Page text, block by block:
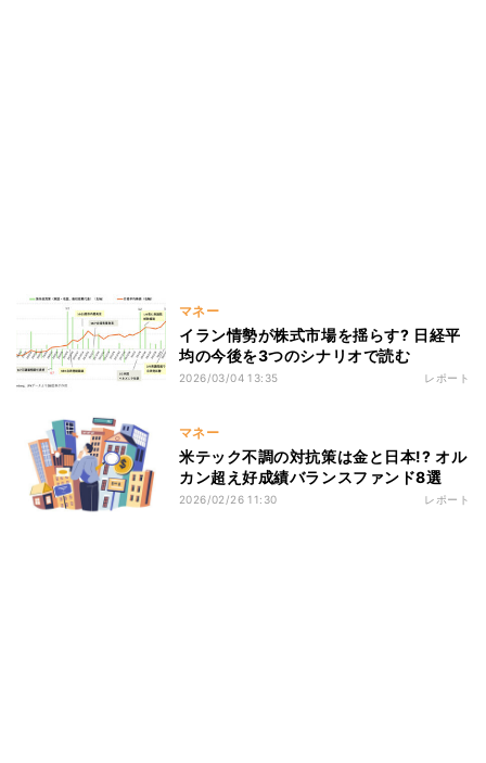
マネー
イラン情勢が株式市場を揺らす? 日経平
均の今後を3つのシナリオで読む
2026/03/04 13:35 レポート
マネー
米テック不調の対抗策は金と日本!? オル
カン超え好成績バランスファンド8選
2026/02/26 11:30 レポート